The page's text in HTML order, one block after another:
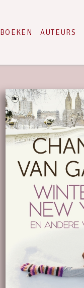
BOEKEN AUTEURS